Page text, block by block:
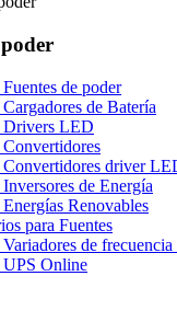
de poder
de Batería
LED
driver
de Energía
Renovables
para Fuentes
de
Online